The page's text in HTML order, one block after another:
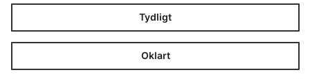
Tydligt
Oklart